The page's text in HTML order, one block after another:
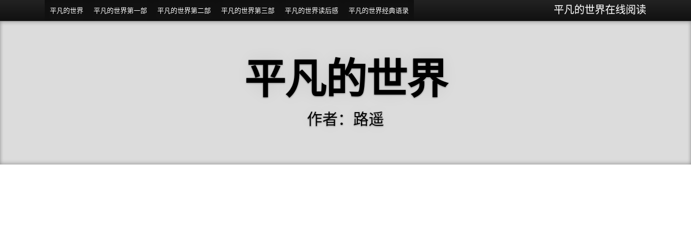
平凡的世界在线阅读
平凡的世界 平凡的世界第一部 平凡的世界第二部 平凡的世界第三部 平凡的世界读后感 平凡的世界经典语录
平凡的世界
作者：路遥